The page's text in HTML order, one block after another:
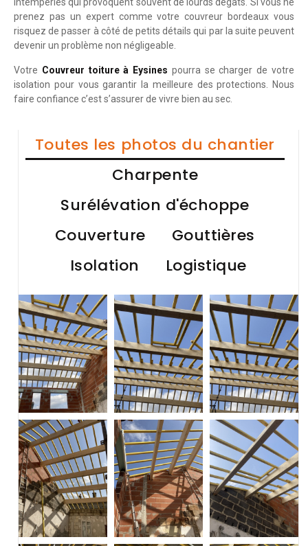
prenez pas un expert comme votre couvreur bordeaux vous
risquez de passer à côté de petits détails qui par la suite peuvent
devenir un problème non négligeable.
Votre Couvreur toiture à Eysines pourra se charger de votre
isolation pour vous garantir la meilleure des protections. Nous
faire confiance c’est s’assurer de vivre bien au sec.
Toutes les photos du chantier
Charpente
Surélévation d'échoppe
Couverture
Gouttières
Isolation
Logistique